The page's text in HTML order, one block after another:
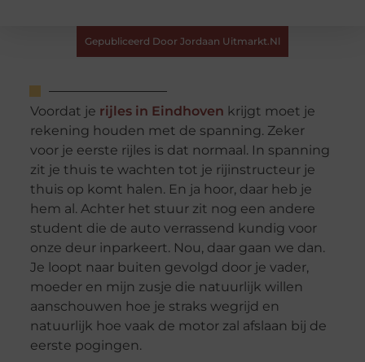
Gepubliceerd Door Jordaan Uitmarkt.nl
Voordat je rijles in Eindhoven krijgt moet je
rekening houden met de spanning. Zeker
voor je eerste rijles is dat normaal. In spanning
zit je thuis te wachten tot je rijinstructeur je
thuis op komt halen. En ja hoor, daar heb je
hem al. Achter het stuur zit nog een andere
student die de auto verrassend kundig voor
onze deur inparkeert. Nou, daar gaan we dan.
Je loopt naar buiten gevolgd door je vader,
moeder en mijn zusje die natuurlijk willen
aanschouwen hoe je straks wegrijd en
natuurlijk hoe vaak de motor zal afslaan bij de
eerste pogingen.